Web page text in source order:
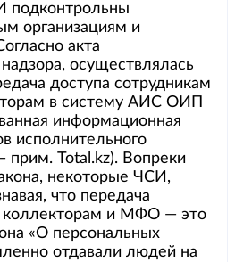
подконтрольны
организациям и
акта
осуществлялась
доступа сотрудникам
в систему АИС ОИП
информационная
исполнительного
прим. Total.kz). Вопреки
некоторые ЧСИ,
что передача
коллекторам и МФО — это
«О персональных
отдавали людей на